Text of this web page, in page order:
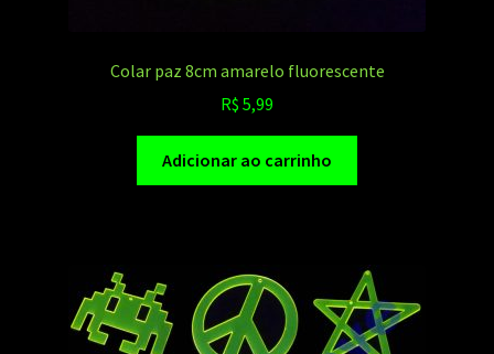
Colar paz 8cm amarelo fluorescente
R$ 5,99
Adicionar ao carrinho